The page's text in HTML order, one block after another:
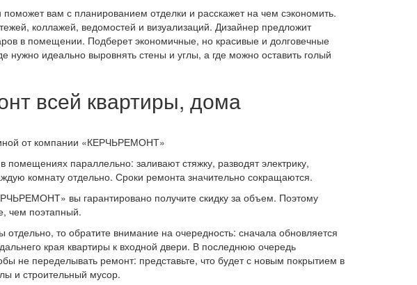
вам с планированием отделки и расскажет на чем сэкономить.
коллажей, ведомостей и визуализаций. Дизайнер предложит
в помещении. Подберет экономичные, но красивые и долговечные
нужно идеально выровнять стены и углы, а где можно оставить голый
всей квартиры, дома
от компании «КЕРЧЬРЕМОНТ»
параллельно: заливают стяжку, разводят электрику,
комнату отдельно. Сроки ремонта значительно сокращаются.
вы гарантировано получите скидку за объем. Поэтому
чем поэтапный.
то обратите внимание на очередность: сначала обновляется
края квартиры к входной двери. В последнюю очередь
не переделывать ремонт: представьте, что будет с новым покрытием в
и строительный мусор.